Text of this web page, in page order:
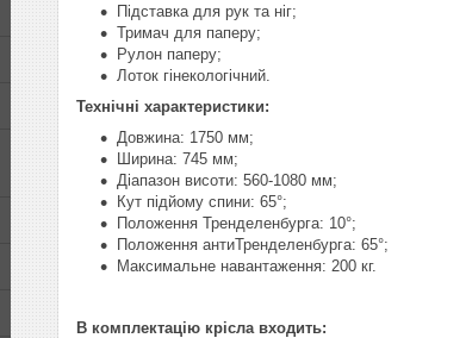
Підставка для рук та ніг;
Тримач для паперу;
Рулон паперу;
Лоток гінекологічний.
Технічні характеристики:
Довжина: 1750 мм;
Ширина: 745 мм;
Діапазон висоти: 560-1080 мм;
Кут підйому спини: 65°;
Положення Тренделенбурга: 10°;
Положення антиТренделенбурга: 65°;
Максимальне навантаження: 200 кг.
В комплектацію крісла входить: